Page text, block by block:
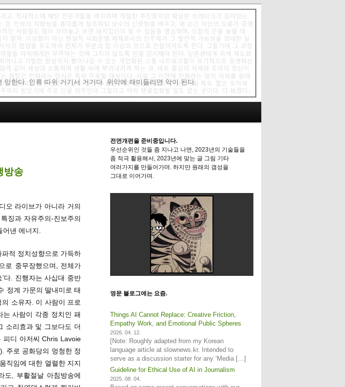
한다. 인류 따위 거기서 거기다. 위악에 재미들리면 악이 된다.
방송
오 라이브가 아니라 거의
징과 자유주의-진보주의
낸 에너지.
적 정치성향으로 가득하
로 중무장했으며, 전체가
다. 진행자는 사십대 중반
정계 가문의 딸내미로 태
소유자. 이 사람이 프로
사람이 각종 정치인 패
소리효과 및 그보다도 더
피디 아저씨 Chris Lavoie
주로 공화당의 멍청한 정
직임에 대한 열렬한 지지
도, 부활절날 아침방송에
전면개편을 준비중입니다.
우선순위인 것들 좀 지나고 나면, 2023년의 기술들을
좀 적극 활용해서, 2023년에 맞는 글 그림 기타
여러가지를 만들어가며. 하지만 원래의 갬성을
그대로 이어가며.
영문 블로그에는 요즘.
Things AI Cannot Replace: Creative Friction,
Empathy Work, and Emotional Public Spheres
2026. 04. 12.
[Note: Roughly adapted from my Korean
language article at slownews.kr. Intended to
serve as a discussion starter for any ‘Media […]
Guideline for Ethical Use of AI in Journalism
2025. 08. 04.